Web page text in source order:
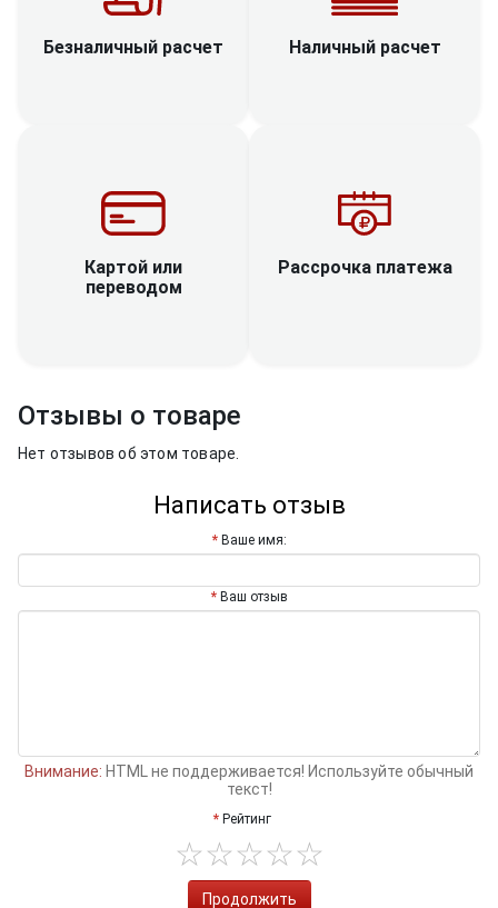
Безналичный расчет Наличный расчет
Картой или
переводом
Рассрочка платежа
Отзывы о товаре
Нет отзывов об этом товаре.
Написать отзыв
Ваше имя:
Ваш отзыв
Внимание: HTML не поддерживается! Используйте обычный
текст!
Рейтинг
Продолжить